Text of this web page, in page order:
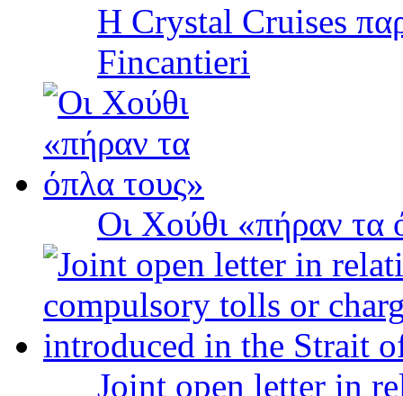
Η Crystal Cruises
Fincantieri
Οι Χούθι «πήραν τα
Joint open letter in